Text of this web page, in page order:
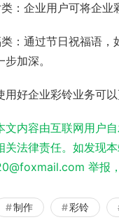
：企业用户可将企业
：通过节日祝福语
加深。
用好企业彩铃业务可
文内容由互联网用户
关法律责任。如发现
举报
制作 彩铃